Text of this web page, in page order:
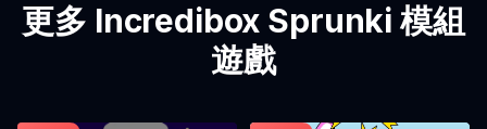
更多 Incredibox Sprunki 模組
遊戲